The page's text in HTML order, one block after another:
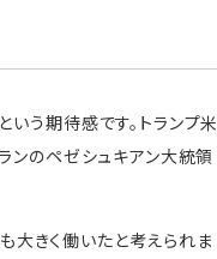
う期待感です。トランプ米
ンのペゼシュキアン大統領
大きく働いたと考えられま